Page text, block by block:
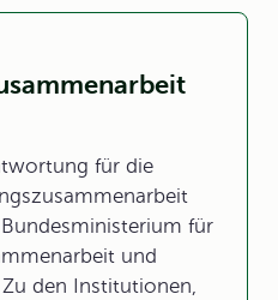
für die
für
und
Zu den Institutionen,